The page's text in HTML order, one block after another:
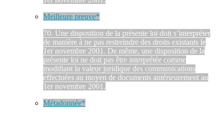
Meilleure preuve*
70. Une disposition de la présente loi doit s’interpréter
de manière à ne pas restreindre des droits existants le
1er novembre 2001. De même, une disposition de la
présente loi ne doit pas être interprétée comme
modifiant la valeur juridique des communications
effectuées au moyen de documents antérieurement au
1er novembre 2001.
Métadonnée*